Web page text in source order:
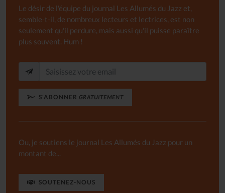
Le désir de l'équipe du journal Les Allumés du Jazz et,
semble-t-il, de nombreux lecteurs et lectrices, est non
seulement qu'il perdure, mais aussi qu'il puisse paraître
plus souvent. Hum !
S'ABONNER GRATUITEMENT
Ou, je soutiens le journal Les Allumés du Jazz pour un
montant de...
SOUTENEZ-NOUS